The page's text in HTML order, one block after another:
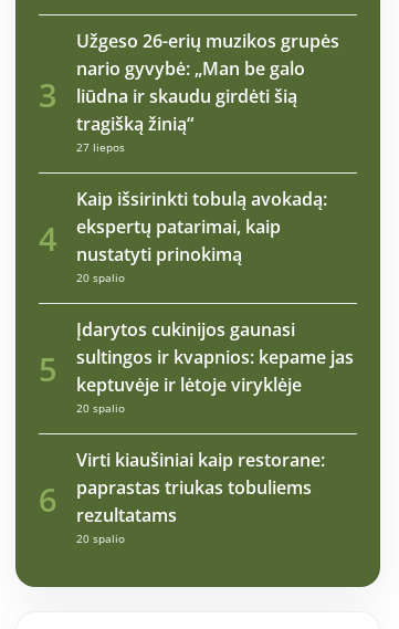
3
Užgeso 26-erių muzikos grupės
nario gyvybė: „Man be galo
liūdna ir skaudu girdėti šią
tragišką žinią“
27 liepos
4
Kaip išsirinkti tobulą avokadą:
ekspertų patarimai, kaip
nustatyti prinokimą
20 spalio
5
Įdarytos cukinijos gaunasi
sultingos ir kvapnios: kepame jas
keptuvėje ir lėtoje viryklėje
20 spalio
6
Virti kiaušiniai kaip restorane:
paprastas triukas tobuliems
rezultatams
20 spalio